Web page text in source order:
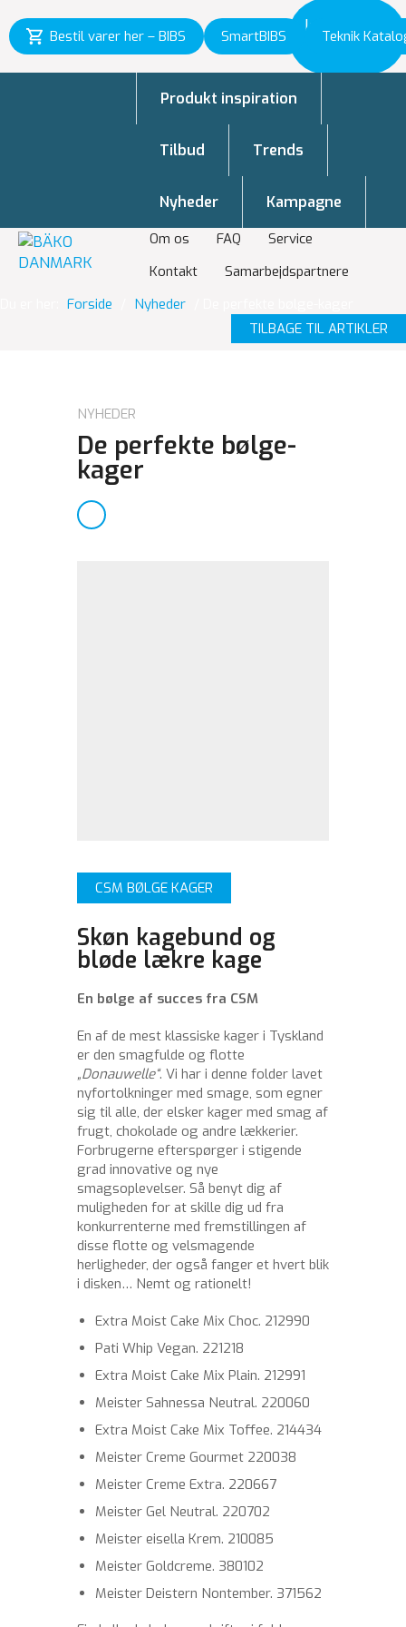
Bestil varer her – BIBS SmartBIBS Teknik
Inspiration
til vækst
Om os FAQ
Service
Kontakt
Samarbejdspartnere
Produkt inspiration
Tilbud Trends
Nyheder Kampagne
Forside Nyheder
TILBAGE TIL ARTIKLER
NYHEDER
De perfekte bølge-
kager
CSM BØLGE KAGER
Skøn kagebund og
bløde lækre kage
En bølge af succes fra CSM
En af de mest klassiske kager i Tyskland
er den smagfulde og flotte
„Donauwelle“. Vi har i denne folder lavet
nyfortolkninger med smage, som egner
sig til alle, der elsker kager med smag af
frugt, chokolade og andre lækkerier.
Forbrugerne efterspørger i stigende
grad innovative og nye
smagsoplevelser. Så benyt dig af
muligheden for at skille dig ud fra
konkurrenterne med fremstillingen af
disse flotte og velsmagende
herligheder, der også fanger et hvert blik
i disken… Nemt og rationelt!
Extra Moist Cake Mix Choc. 212990
Pati Whip Vegan. 221218
Extra Moist Cake Mix Plain. 212991
Meister Sahnessa Neutral. 220060
Extra Moist Cake Mix Toffee. 214434
Meister Creme Gourmet 220038
Meister Creme Extra. 220667
Meister Gel Neutral. 220702
Meister eisella Krem. 210085
Meister Goldcreme. 380102
Meister Deistern Nontember. 371562